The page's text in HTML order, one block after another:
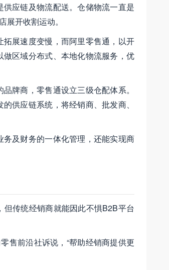
应链及物流配送。仓储物流一直是
开收割运动。
展速度变慢，而阿里零售通，以开
区域分布式、本地化物流服务，优
牌商，零售通设立三级仓配体系。
供应链系统，将经销商、批发商、
及财务的一体化管理，还能实现商
传统经销商就能因此不惧B2B平台
售前沿社诉说，“帮助经销商提供更